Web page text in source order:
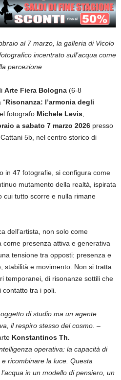
al 7 marzo, la galleria di Vicolo
incentrato sull’acqua come
percezione
Arte Fiera Bologna (6-8
“Risonanza: l’armonia degli
fotografo Michele Levis,
a sabato 7 marzo 2026 presso
5b, nel centro storico di
in 47 fotografie, si configura come
mutamento della realtà, ispirata
cui tutto scorre e nulla rimane
dell’artista, non solo come
presenza attiva e generativa
tensione tra opposti: presenza e
stabilità e movimento. Non si tratta
temporanei, di risonanze sottili che
contatto tra i poli.
di studio ma un agente
il respiro stesso del cosmo. –
Konstantinos Th.
operativa: la capacità di
ricombinare la luce. Questa
in un modello di pensiero, un